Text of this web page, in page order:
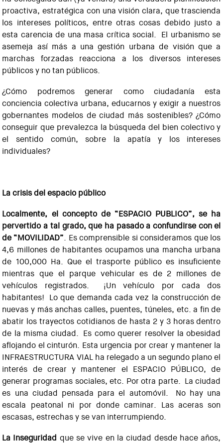
proactiva, estratégica con una visión clara, que trascienda
los intereses políticos, entre otras cosas debido justo a
esta carencia de una masa crítica social. El urbanismo se
asemeja así más a una gestión urbana de visión que a
marchas forzadas reacciona a los diversos intereses
públicos y no tan públicos.
¿Cómo podremos generar como ciudadanía esta
conciencia colectiva urbana, educarnos y exigir a nuestros
gobernantes modelos de ciudad más sostenibles? ¿Cómo
conseguir que prevalezca la búsqueda del bien colectivo y
el sentido común, sobre la apatía y los intereses
individuales?
La crisis del espacio público
Localmente, el concepto de “ESPACIO PUBLICO”, se ha
pervertido a tal grado, que ha pasado a confundirse con el
de “MOVILIDAD”. Es comprensible si consideramos que los
4,6 millones de habitantes ocupamos una mancha urbana
de 100,000 Ha. Que el trasporte público es insuficiente
mientras que el parque vehicular es de 2 millones de
vehículos registrados. ¡Un vehículo por cada dos
habitantes! Lo que demanda cada vez la construcción de
nuevas y más anchas calles, puentes, túneles, etc. a fin de
abatir los trayectos cotidianos de hasta 2 y 3 horas dentro
de la misma ciudad. Es como querer resolver la obesidad
aflojando el cinturón. Esta urgencia por crear y mantener la
INFRAESTRUCTURA VIAL ha relegado a un segundo plano el
interés de crear y mantener el ESPACIO PÚBLICO, de
generar programas sociales, etc. Por otra parte. La ciudad
es una ciudad pensada para el automóvil. No hay una
escala peatonal ni por donde caminar. Las aceras son
escasas, estrechas y se van interrumpiendo.
La Inseguridad que se vive en la ciudad desde hace años,